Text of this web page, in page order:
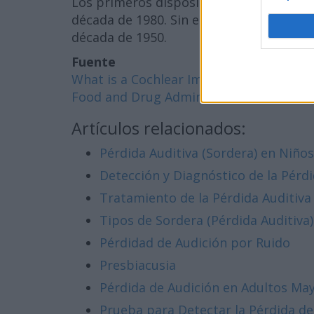
década de 1980. Sin embargo, la
década de 1950.
Fuente
What is a Cochlear Implant?
Food and Drug Administration
Artículos relacionados:
Pérdida Auditiva (Sordera) en Niños
Detección y Diagnóstico de la
Tratamiento de la Pérdida Auditiva
Tipos de Sordera (Pérdida Auditiva)
Pérdidad de Audición por Ruido
Presbiacusia
Pérdida de Audición en Adultos
Prueba para Detectar la Pérdida